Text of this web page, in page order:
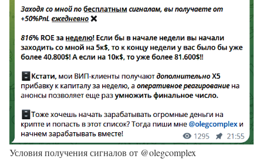
Условия получения сигналов от @olegcomplex